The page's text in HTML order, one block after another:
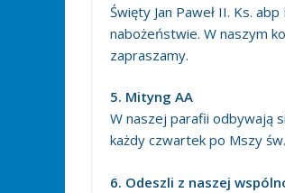
Święty Jan Paweł II. Ks.
nabożeństwie. W naszym
zapraszamy.
5. Mityng AA
W naszej parafii odbywają
każdy czwartek po Mszy
6. Odeszli z naszej